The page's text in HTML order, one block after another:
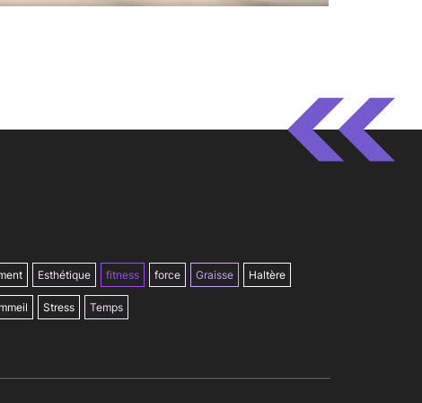
Esthétique fitness force Graisse Haltère
Stress Temps